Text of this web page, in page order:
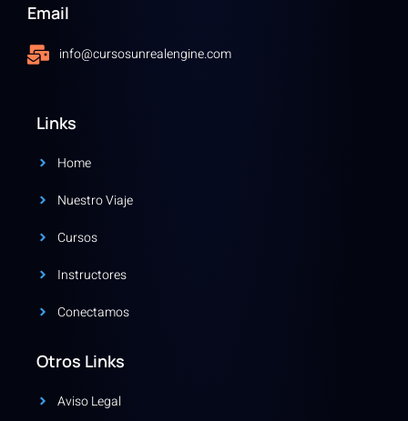
Email
info@cursosunrealengine.com
Links
Home
Nuestro Viaje
Cursos
Instructores
Conectamos
Otros Links
Aviso Legal